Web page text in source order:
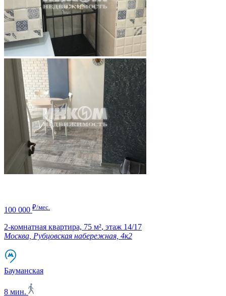
100 000 ₽/мес.
2-комнатная квартира, 75 м², этаж 14/17
Москва, Рубцовская набережная, 4к2
Бауманская
8 мин.